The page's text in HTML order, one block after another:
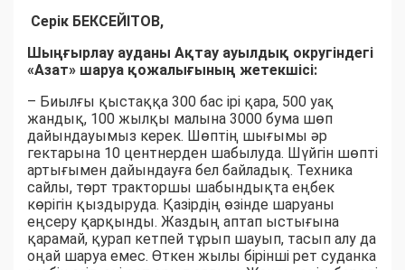
Серік БЕКСЕЙІТОВ,
Шыңғырлау ауданы Ақтау ауылдық округіндегі
«Азат» шаруа қожалығының жетекшісі:
– Биылғы қыстаққа 300 бас ірі қара, 500 уақ
жандық, 100 жылқы малына 3000 бума шөп
дайындауымыз керек. Шөптің шығымы әр
гектарына 10 центнерден шабылуда. Шүйгін шөпті
артығымен дайындауға бел байладық. Техника
сайлы, төрт тракторшы шабындықта еңбек
көрігін қыздыруда. Қазірдің өзінде шаруаны
еңсеру қарқынды. Жаздың аптап ыстығына
қарамай, қурап кетпей тұрып шауып, тасып алу да
оңай шаруа емес. Өткен жылы бірінші рет суданка